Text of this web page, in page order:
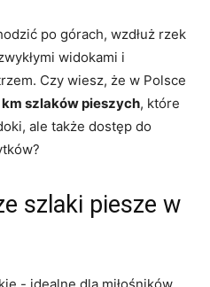
⁢po górach, ⁤wzdłuż rzek
widokami i⁢
Czy wiesz, że w Polsce
​szlaków ⁣pieszych, które
ale⁢ także‍ dostęp do‍
szlaki​ piesze w